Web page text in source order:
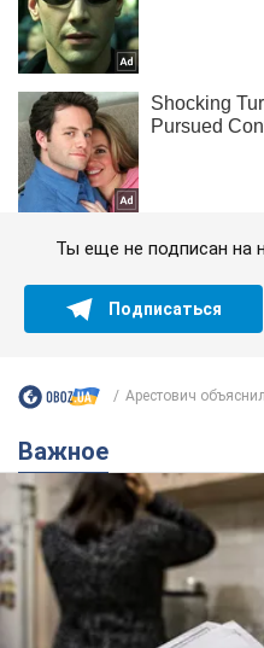
Ты еще не подписан на
Подписаться
Арестович
Важное